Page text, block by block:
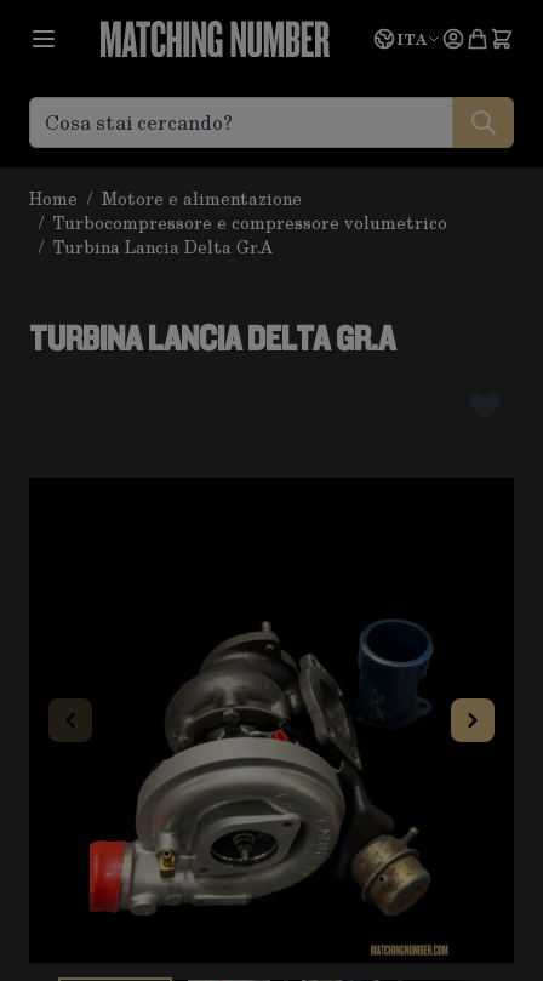
Lingua
ITA
Home / Motore e alimentazione
/ Turbocompressore e compressore volumetrico
/ Turbina Lancia Delta Gr.A
TURBINA LANCIA DELTA GR.A